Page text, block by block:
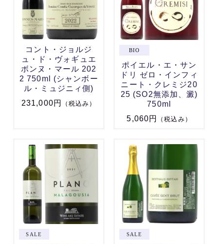
コント・ジョルジ
ュ・ド・ヴォギュエ
ボンヌ・マール 202
2 750ml (シャンボー
ル・ミュジニィ側)
231,000円
（税込み）
ポイエル・エ・サン
ドリ ゼロ・インフィ
ニート・クレミジ20
25 (SO2無添加、澱)
750ml
5,060円
（税込み）